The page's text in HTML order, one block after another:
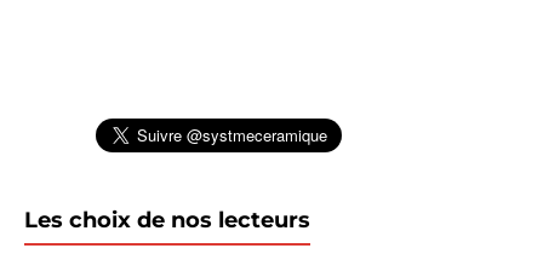
Les choix de nos lecteurs